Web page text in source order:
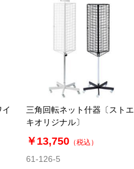
三角回転ネット什器〔ストエ
キオリジナル〕
￥13,750 （税込）
61-126-5